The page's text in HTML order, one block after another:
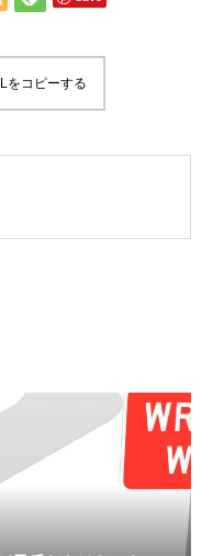
をコピーする